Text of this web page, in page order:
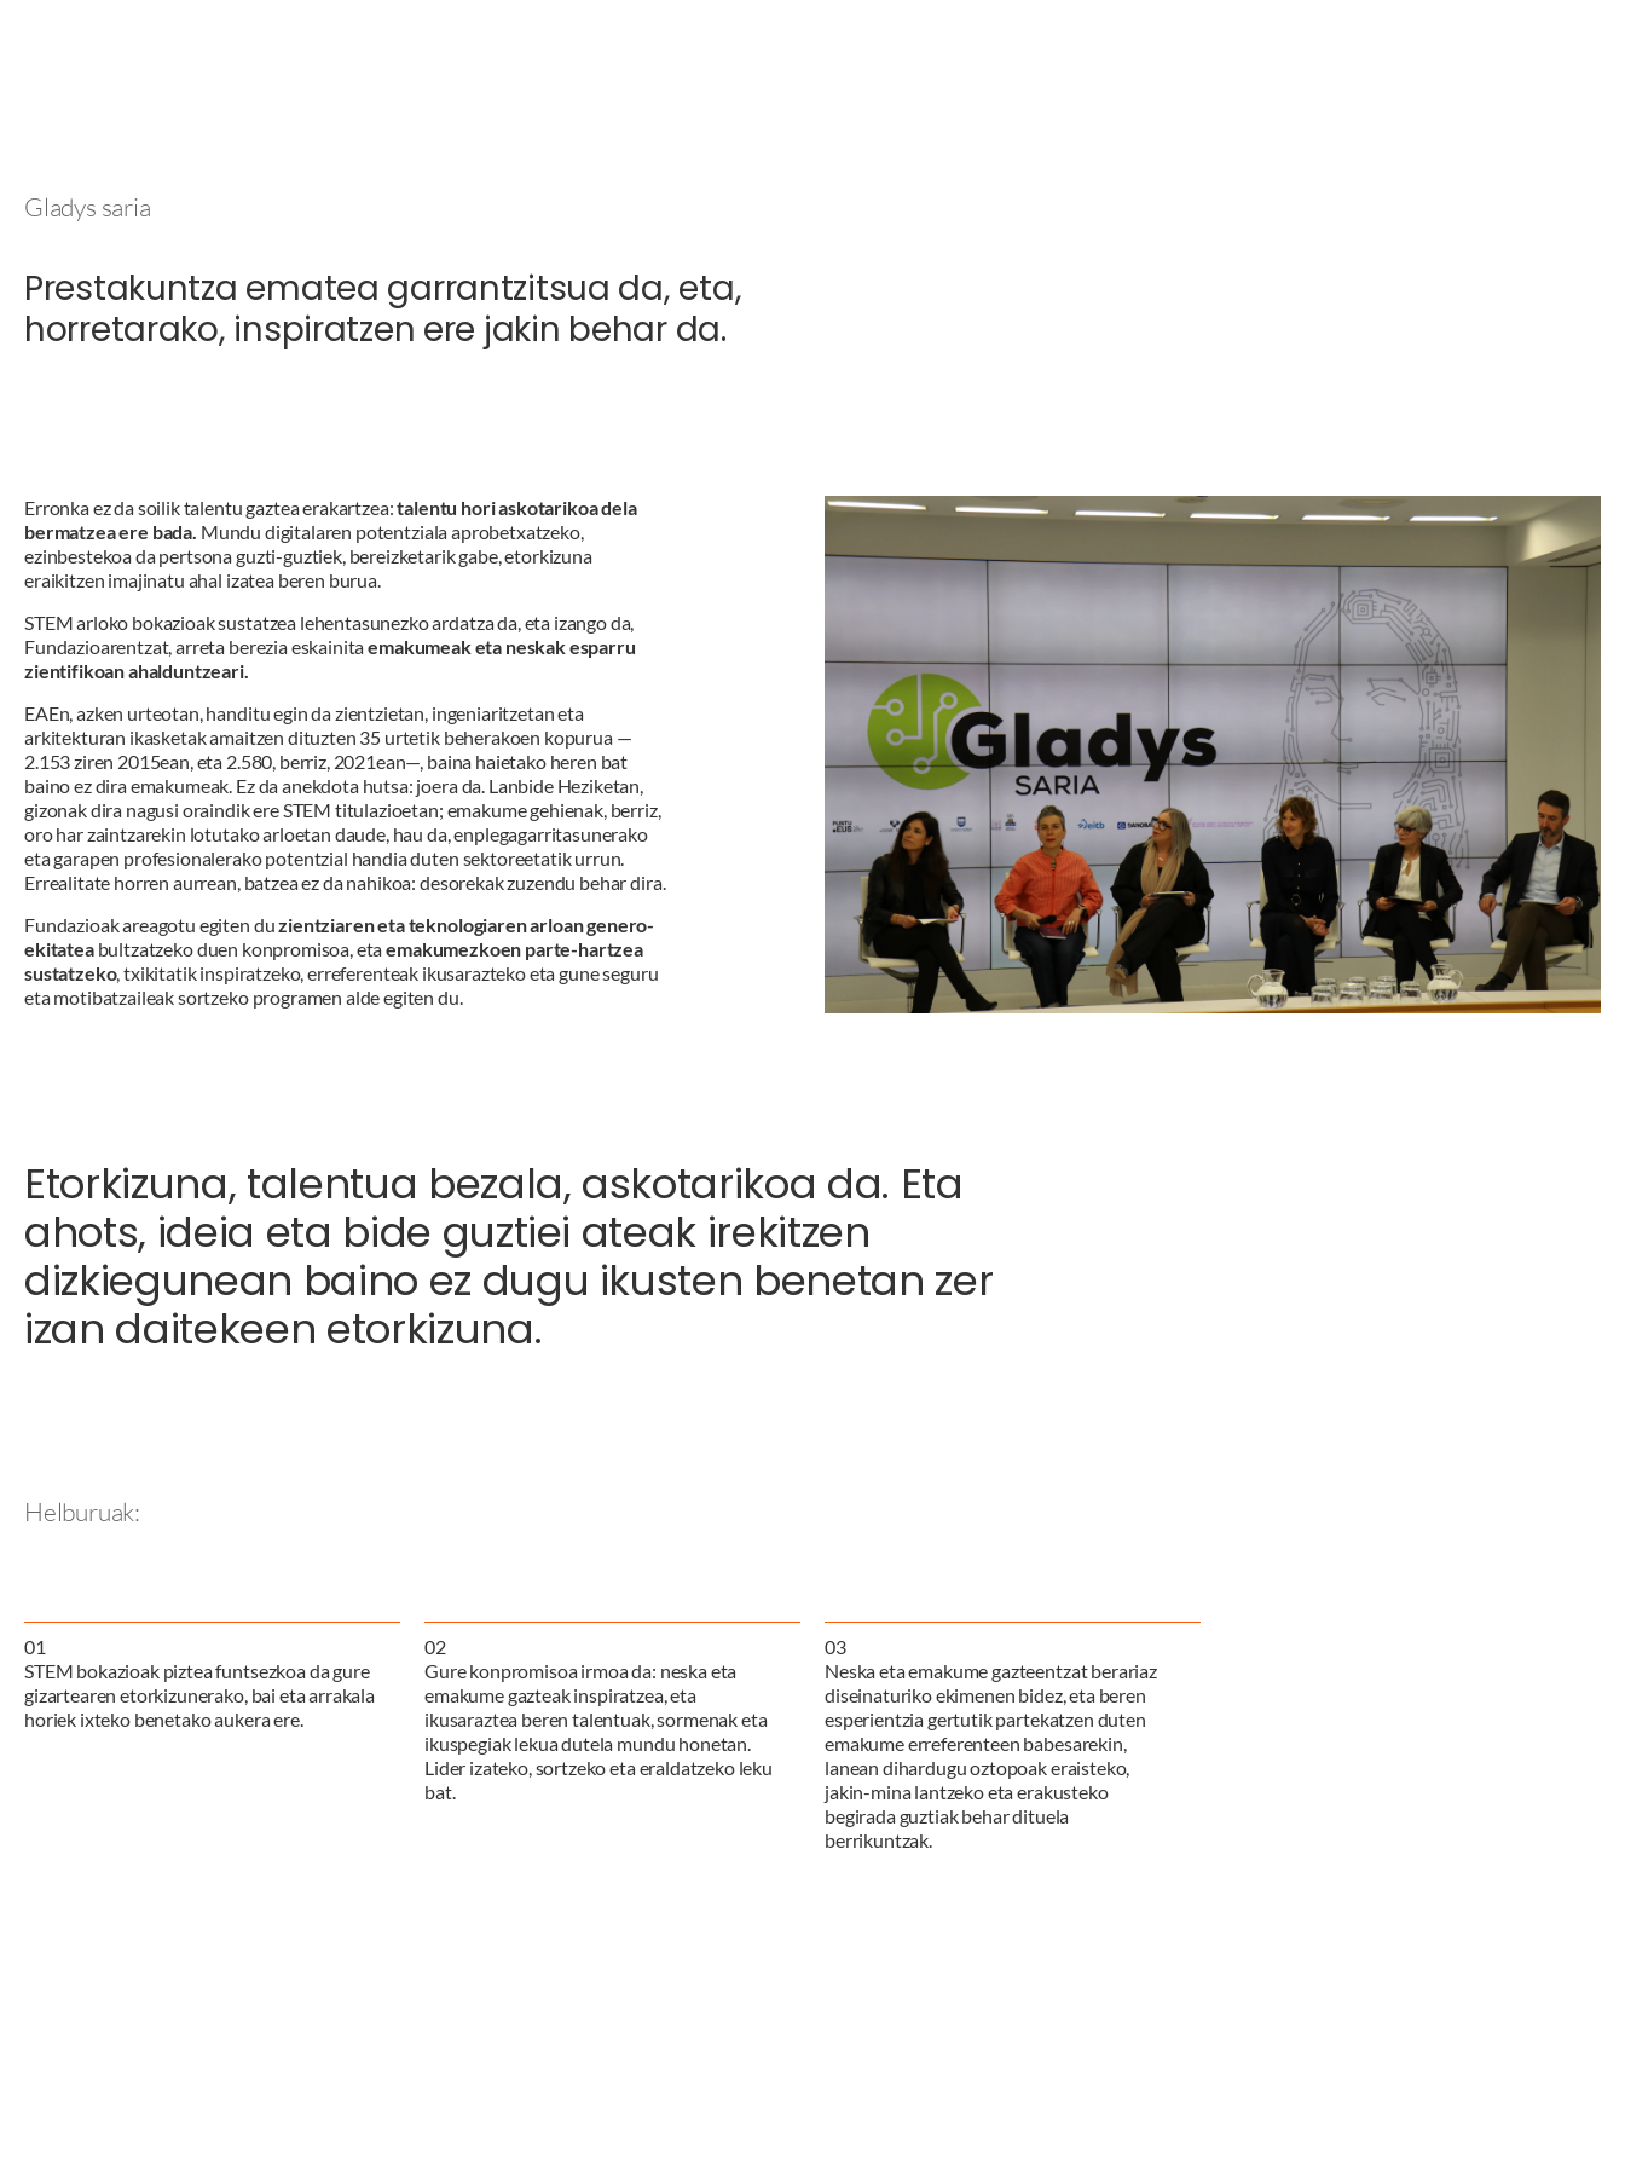
Gladys saria
Prestakuntza ematea garrantzitsua da, eta,
horretarako, inspiratzen ere jakin behar da.
Erronka ez da soilik talentu gaztea erakartzea:talentu hori askotarikoa dela
bermatzea ere bada. Mundu digitalaren potentziala aprobetxatzeko,
ezinbestekoa da pertsona guzti-guztiek, bereizketarik gabe, etorkizuna
eraikitzen imajinatu ahal izatea beren burua.
STEM arloko bokazioak sustatzea lehentasunezko ardatza da, eta izango da,
Fundazioarentzat, arreta berezia eskainitaemakumeak eta neskak esparru
zientifikoan ahalduntzeari.
EAEn, azken urteotan, handitu egin da zientzietan, ingeniaritzetan eta
arkitekturan ikasketak amaitzen dituzten 35 urtetik beherakoen kopurua —
2.153 ziren 2015ean, eta 2.580, berriz, 2021ean—, baina haietako heren bat
baino ez dira emakumeak. Ez da anekdota hutsa: joera da. Lanbide Heziketan,
gizonak dira nagusi oraindik ere STEM titulazioetan; emakume gehienak, berriz,
oro har zaintzarekin lotutako arloetan daude, hau da, enplegagarritasunerako
eta garapen profesionalerako potentzial handia duten sektoreetatik urrun.
Errealitate horren aurrean, batzea ez da nahikoa: desorekak zuzendu behar dira.
Fundazioak areagotu egiten duzientziaren eta teknologiaren arloan genero-
ekitateabultzatzeko duen konpromisoa, etaemakumezkoen parte-hartzea
sustatzeko, txikitatik inspiratzeko, erreferenteak ikusarazteko eta gune seguru
eta motibatzaileak sortzeko programen alde egiten du.
Etorkizuna, talentua bezala, askotarikoa da. Eta
ahots, ideia eta bide guztiei ateak irekitzen
dizkiegunean baino ez dugu ikusten benetan zer
izan daitekeen etorkizuna.
Helburuak:
01
STEM bokazioak piztea funtsezkoa da gure
gizartearen etorkizunerako, bai eta arrakala
horiek ixteko benetako aukera ere.
02
Gure konpromisoa irmoa da: neska eta
emakume gazteak inspiratzea, eta
ikusaraztea beren talentuak, sormenak eta
ikuspegiak lekua dutela mundu honetan.
Lider izateko, sortzeko eta eraldatzeko leku
bat.
03
Neska eta emakume gazteentzat berariaz
diseinaturiko ekimenen bidez, eta beren
esperientzia gertutik partekatzen duten
emakume erreferenteen babesarekin,
lanean dihardugu oztopoak eraisteko,
jakin-mina lantzeko eta erakusteko
begirada guztiak behar dituela
berrikuntzak.